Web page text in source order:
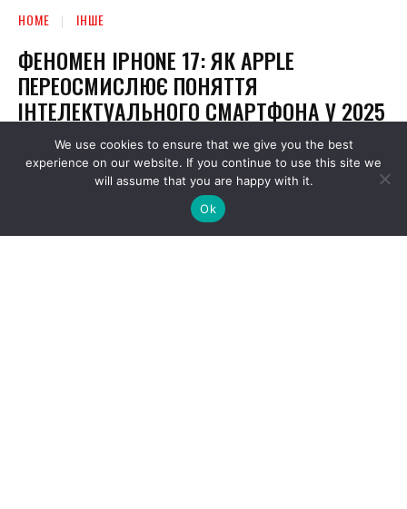
We use cookies to ensure that we give you the best
experience on our website. If you continue to use this site we
will assume that you are happy with it.
Ok